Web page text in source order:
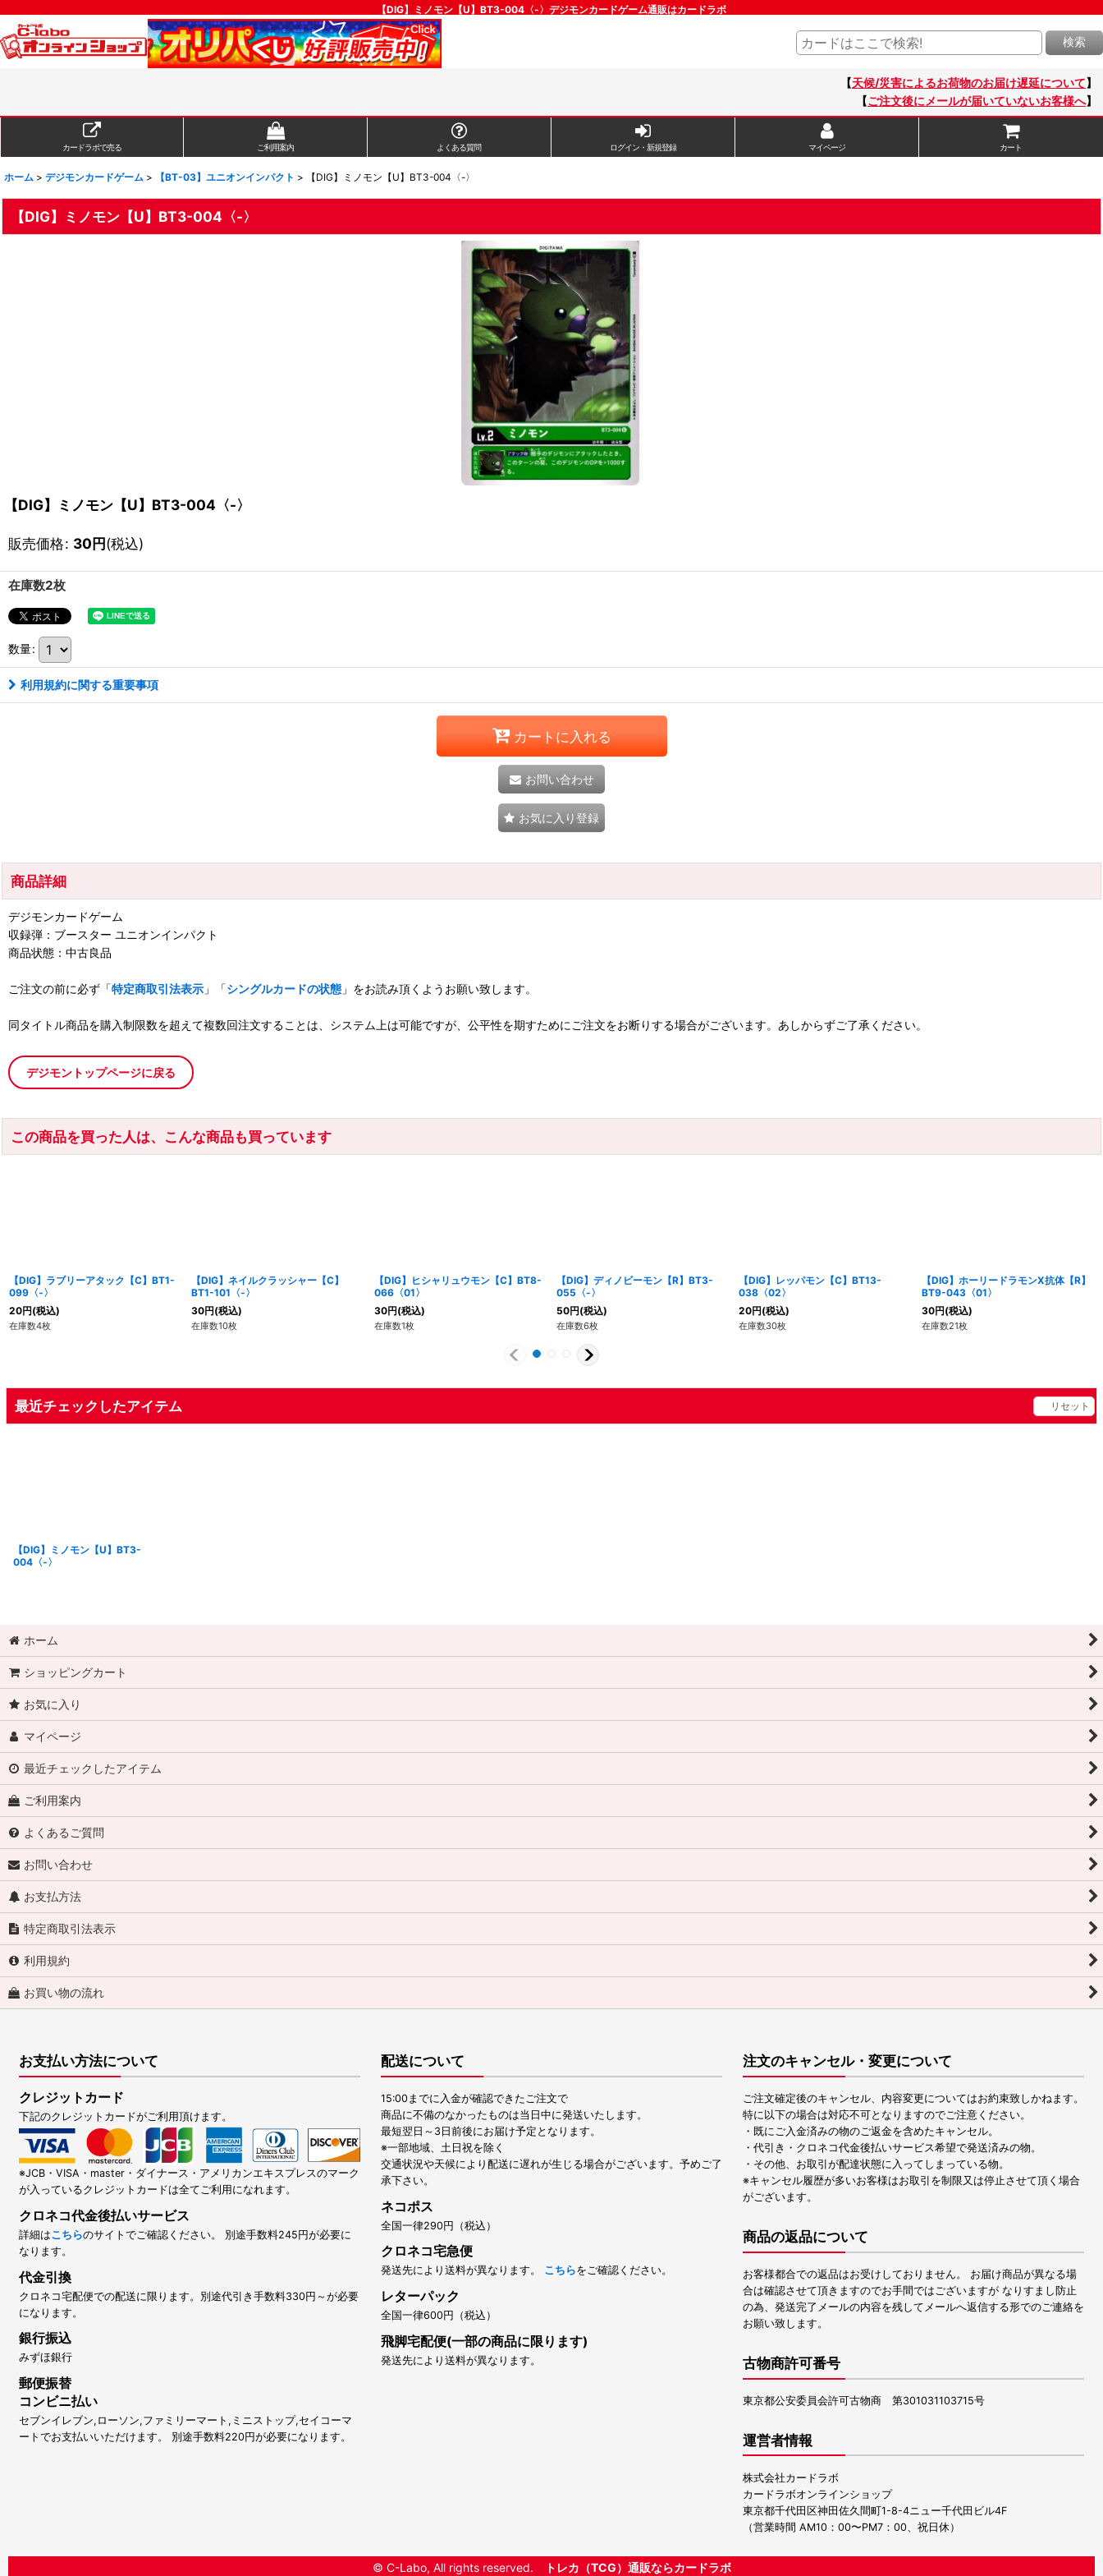
【DIG】ミノモン【U】BT3-004〈-〉デジモンカードゲーム通販はカードラボ
検索
【天候/災害によるお荷物のお届け遅延について】
【ご注文後にメールが届いていないお客様へ】
カードラボで売る ご利用案内 よくある質問 ログイン・新規登録 マイページ カート
ホーム > デジモンカードゲーム > 【BT-03】ユニオンインパクト > 【DIG】ミノモン【U】BT3-004〈-〉
【DIG】ミノモン【U】BT3-004〈-〉
【DIG】ミノモン【U】BT3-004〈-〉
販売価格: 30円(税込)
在庫数2枚
数量:
利用規約に関する重要事項
カートに入れる
お問い合わせ
お気に入り登録
商品詳細
デジモンカードゲーム
収録弾：ブースター ユニオンインパクト
商品状態：中古良品
ご注文の前に必ず「特定商取引法表示 」「シングルカードの状態 」をお読み頂くようお願い致します。
同タイトル商品を購入制限数を超えて複数回注文することは、システム上は可能ですが、公平性を期すためにご注文をお断りする場合がございます。あしからずご了承ください。
デジモントップページに戻る
この商品を買った人は、こんな商品も買っています
【DIG】ラブリーアタック【C】BT1-
099〈-〉
20円(税込)
在庫数4枚
【DIG】ネイルクラッシャー【C】
BT1-101〈-〉
30円(税込)
在庫数10枚
【DIG】ヒシャリュウモン【C】BT8-
066〈01〉
30円(税込)
在庫数1枚
【DIG】ディノビーモン【R】BT3-
055〈-〉
50円(税込)
在庫数6枚
【DIG】レッパモン【C】BT13-
038〈02〉
20円(税込)
在庫数30枚
【DIG】ホーリードラモンX抗体【R】
BT9-043〈01〉
30円(税込)
在庫数21枚
最近チェックしたアイテム リセット
【DIG】ミノモン【U】BT3-
004〈-〉
ホーム
ショッピングカート
お気に入り
マイページ
最近チェックしたアイテム
ご利用案内
よくあるご質問
お問い合わせ
お支払方法
特定商取引法表示
利用規約
お買い物の流れ
お支払い方法について
クレジットカード
下記のクレジットカードがご利用頂けます。
※JCB・VISA・master・ダイナース・アメリカンエキスプレスのマーク
が入っているクレジットカードは全てご利用になれます。
クロネコ代金後払いサービス
詳細はこちらのサイトでご確認ください。 別途手数料245円が必要に
なります。
代金引換
クロネコ宅配便での配送に限ります。別途代引き手数料330円～が必要
になります。
銀行振込
みずほ銀行
郵便振替
コンビニ払い
セブンイレブン,ローソン,ファミリーマート,ミニストップ,セイコーマ
ートでお支払いいただけます。 別途手数料220円が必要になります。
配送について
15:00までに入金が確認できたご注文で
商品に不備のなかったものは当日中に発送いたします。
最短翌日～3日前後にお届け予定となります。
※一部地域、土日祝を除く
交通状況や天候により配送に遅れが生じる場合がございます。予めご了
承下さい。
ネコポス
全国一律290円（税込）
クロネコ宅急便
発送先により送料が異なります。 こちらをご確認ください。
レターパック
全国一律600円（税込）
飛脚宅配便(一部の商品に限ります)
発送先により送料が異なります。
注文のキャンセル・変更について
ご注文確定後のキャンセル、内容変更についてはお約束致しかねます。
特に以下の場合は対応不可となりますのでご注意ください。
・既にご入金済みの物のご返金を含めたキャンセル。
・代引き・クロネコ代金後払いサービス希望で発送済みの物。
・その他、お取引が配達状態に入ってしまっている物。
※キャンセル履歴が多いお客様はお取引を制限又は停止させて頂く場合
がございます。
商品の返品について
お客様都合での返品はお受けしておりません。 お届け商品が異なる場
合は確認させて頂きますのでお手間ではございますが なりすまし防止
の為、発送完了メールの内容を残してメールへ返信する形でのご連絡を
お願い致します。
古物商許可番号
東京都公安委員会許可古物商 第301031103715号
運営者情報
株式会社カードラボ
カードラボオンラインショップ
東京都千代田区神田佐久間町1-8-4ニュー千代田ビル4F
（営業時間 AM10：00〜PM7：00、祝日休）
© C-Labo, All rights reserved. トレカ（TCG）通販ならカードラボ